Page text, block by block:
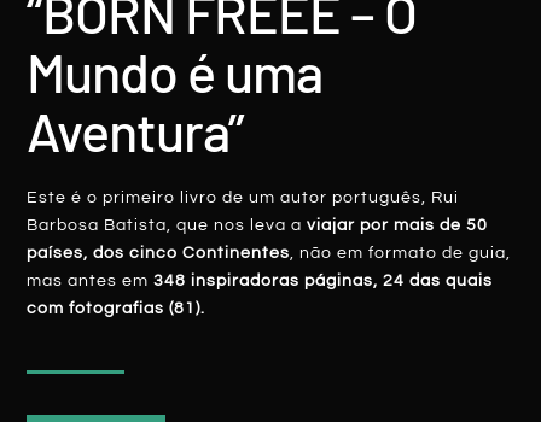
LER MAIS
Rui Batista 9 Outubro, 2019
BORNFREEE
Mundo é uma
Aventura”
Este é o primeiro livro de um autor português, Rui
Barbosa Batista, que nos leva aviajar por mais de 50
países, dos cinco Continentes, não em formato de guia,
mas antes em348 inspiradoras páginas, 24 das quais
com fotografias (81).